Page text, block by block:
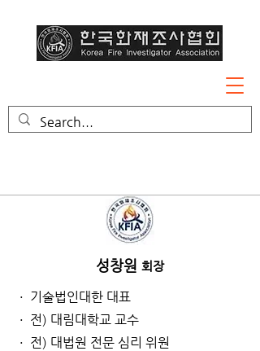
성창원 회장
· 기술법인대한 대표
· 전) 대림대학교 교수
· 전) 대법원 전문 심리 위원